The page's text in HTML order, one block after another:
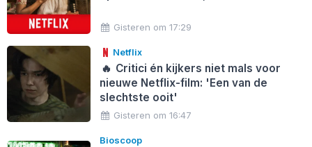
Gisteren om 17:29
Netflix
🔥 Critici én kijkers niet mals voor
nieuwe Netflix-film: 'Een van de
slechtste ooit'
Gisteren om 16:47
Bioscoop